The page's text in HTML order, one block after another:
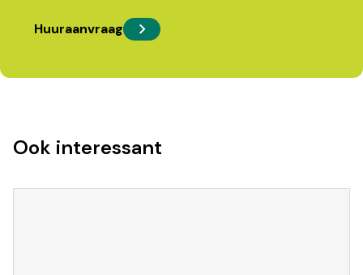
Huuraanvraag
Ook interessant